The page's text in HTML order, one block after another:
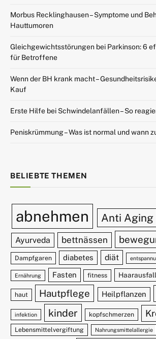
Morbus Recklinghausen – Symptome und
Hauttumoren
Gleichgewichtsstörungen bei Parkinson: 6
für Betroffene
Wenn der BH krank macht –
Kauf
Erste Hilfe bei Schwindelanfällen – So
Peniskrümmung – Was ist normal und wann
BELIEBTE THEMEN
abnehmen Anti Aging
Ayurveda bettnässen
Dampfgaren diabetes diät
Ernährung Fasten fitness Haarausfall
haut Hautpflege Heilpflanzen
infektion kinder kopfschmerzen
Lebensmittelvergiftung Nahrungsmittelallergie